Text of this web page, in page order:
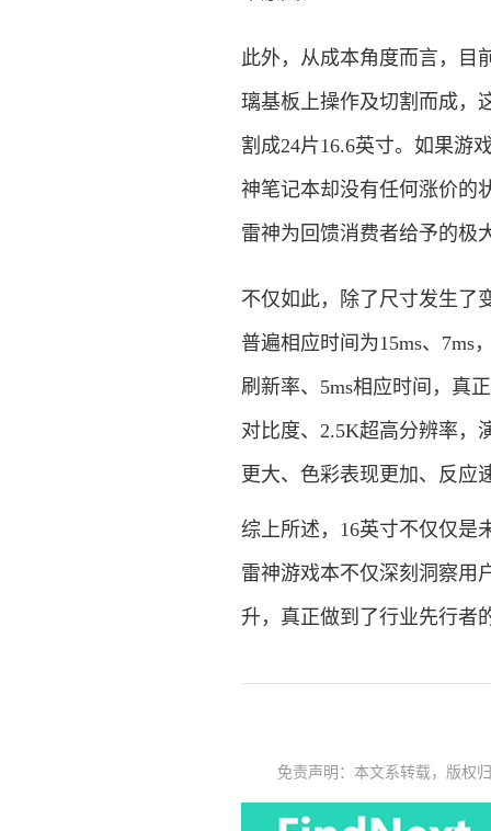
此外，从成本角度而言，目
璃基板上操作及切割而成，
割成24片16.6英寸。如果游
神笔记本却没有任何涨价的
雷神为回馈消费者给予的极
不仅如此，除了尺寸发生了
普遍相应时间为15ms、7ms
刷新率、5ms相应时间，真
对比度、2.5K超高分辨率，
更大、色彩表现更加、反应
综上所述，16英寸不仅仅是
雷神游戏本不仅深刻洞察用
升，真正做到了行业先行者
免责声明：本文系转载，版权